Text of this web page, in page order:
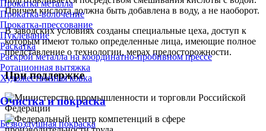
Прокатка металла
Прокатка-волочение
Прокатка-прессование
Пуклевание
Раскатка
Раскрой металла на координатно-пробивном прессе
Ротационная вытяжка
Художественная ковка
Очистка и покраска
Безвоздушная покраска
Причем кислота должна быть добавлена в воду, а не наоборот.
В заводских условиях созданы специальные цеха, доступ к
которым имеют только определенные лица, имеющие полное
представление о технологии, мерах предосторожности.
При поддержке